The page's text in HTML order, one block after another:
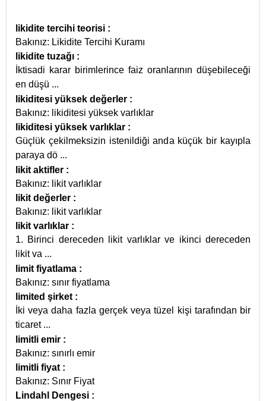
likidite tercihi teorisi :
Bakınız: Likidite Tercihi Kuramı
likidite tuzağı :
İktisadi karar birimlerince faiz oranlarının düşebileceği
en düşü ...
likiditesi yüksek değerler :
Bakınız: likiditesi yüksek varlıklar
likiditesi yüksek varlıklar :
Güçlük çekilmeksizin istenildiği anda küçük bir kayıpla
paraya dö ...
likit aktifler :
Bakınız: likit varlıklar
likit değerler :
Bakınız: likit varlıklar
likit varlıklar :
1. Birinci dereceden likit varlıklar ve ikinci dereceden
likit va ...
limit fiyatlama :
Bakınız: sınır fiyatlama
limited şirket :
İki veya daha fazla gerçek veya tüzel kişi tarafından bir
ticaret ...
limitli emir :
Bakınız: sınırlı emir
limitli fiyat :
Bakınız: Sınır Fiyat
Lindahl Dengesi :